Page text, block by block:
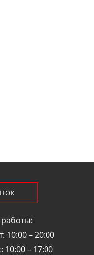
10:00 – 20:00
10:00 – 17:00